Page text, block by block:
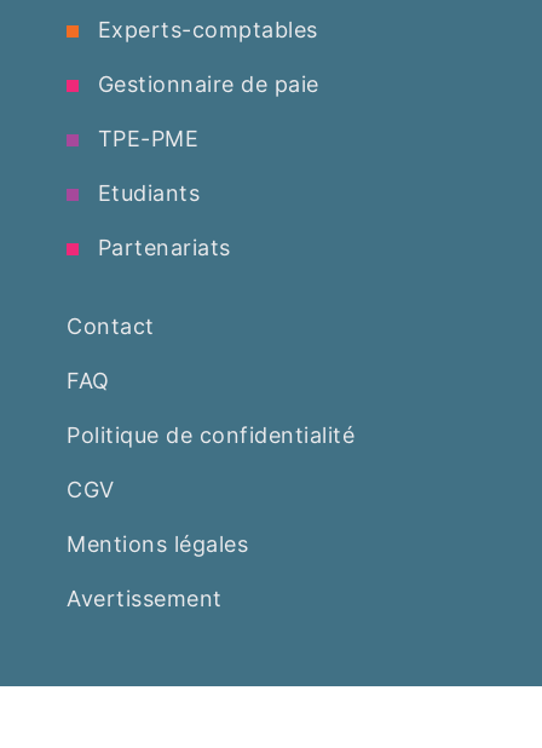
Experts-comptables
Gestionnaire de paie
TPE-PME
Etudiants
Partenariats
Contact
FAQ
Politique de confidentialité
CGV
Mentions légales
Avertissement